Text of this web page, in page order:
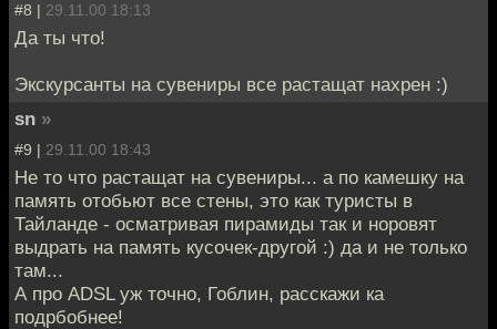
#8 | 29.11.00 18:13
Да ты что!
Экскурсанты на сувениры все растащат нахрен :)
sn »
#9 | 29.11.00 18:43
Не то что растащат на сувениры... а по камешку на
память отобьют все стены, это как туристы в
Тайланде - осматривая пирамиды так и норовят
выдрать на память кусочек-другой :) да и не только
там...
А про ADSL уж точно, Гоблин, расскажи ка
подрбобнее!